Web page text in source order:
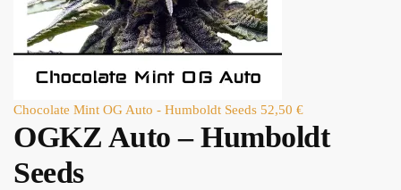
Chocolate Mint OG Auto - Humboldt Seeds 52,50 €
OGKZ Auto – Humboldt
Seeds